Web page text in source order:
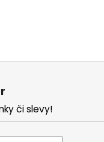
či slevy!